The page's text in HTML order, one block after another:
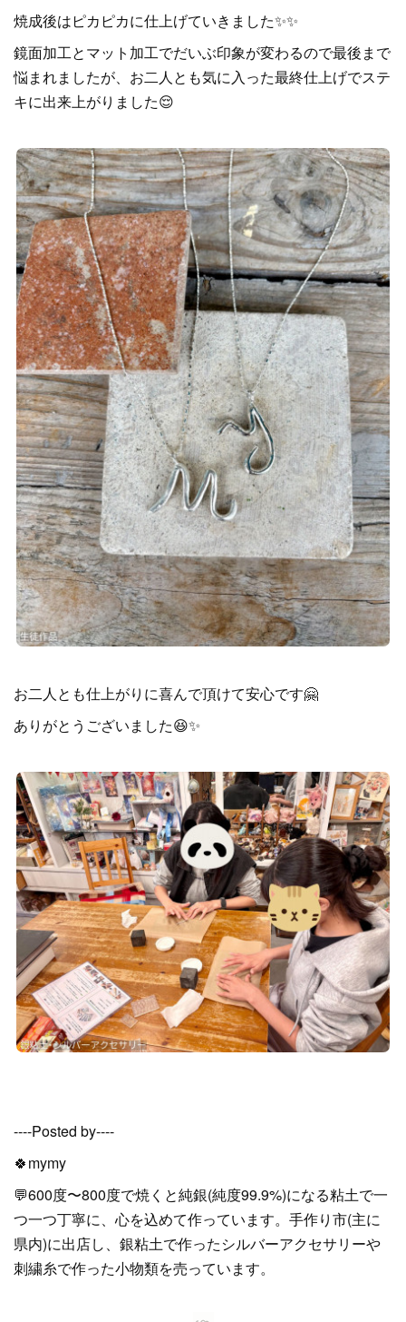
焼成後はピカピカに仕上げていきました✨✨
鏡面加工とマット加工でだいぶ印象が変わるので最後まで
悩まれましたが、お二人とも気に入った最終仕上げでステ
キに出来上がりました😌
お二人とも仕上がりに喜んで頂けて安心です🤗
ありがとうございました😆✨
----Posted by----
🍀mymy
💬600度〜800度で焼くと純銀(純度99.9%)になる粘土で一
つ一つ丁寧に、心を込めて作っています。手作り市(主に
県内)に出店し、銀粘土で作ったシルバーアクセサリーや
刺繍糸で作った小物類を売っています。